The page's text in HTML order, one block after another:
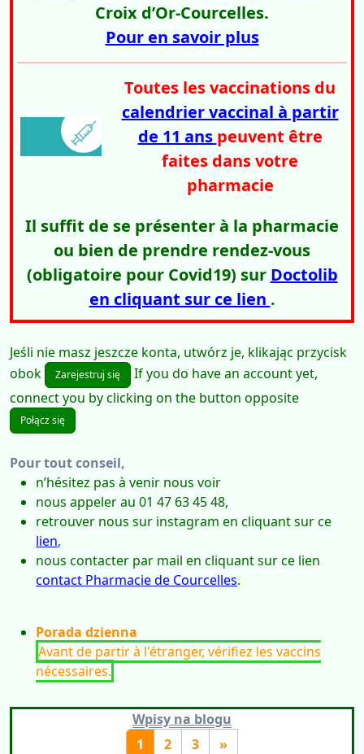
Croix d’Or-Courcelles.
Pour en savoir plus
Toutes les vaccinations du
calendrier vaccinal à partir
de 11 ans peuvent être
faites dans votre
pharmacie
Il suffit de se présenter à la pharmacie
ou bien de prendre rendez-vous
(obligatoire pour Covid19) sur Doctolib
en cliquant sur ce lien .
Jeśli nie masz jeszcze konta, utwórz je, klikając przycisk
obok
Zarejestruj się
If you do have an account yet,
connect you by clicking on the button opposite
Połącz się
Pour tout conseil,
n’hésitez pas à venir nous voir
nous appeler au 01 47 63 45 48,
retrouver nous sur instagram en cliquant sur ce
lien,
nous contacter par mail en cliquant sur ce lien
contact Pharmacie de Courcelles.
Porada dzienna
Avant de partir à l'étranger, vérifiez les vaccins
nécessaires.
Wpisy na blogu
1
2 3 »